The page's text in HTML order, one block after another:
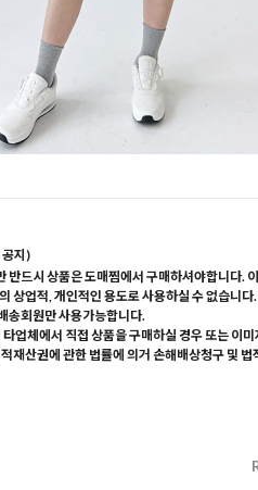
지)
반드시 상품은 도매찜에서 구매하셔야합니다.
상업적, 개인적인 용도로 사용하실 수 없습니다.
송회원만 사용가능합니다.
업체에서 직접 상품을 구매하실 경우 또는 이
재산권에 관한 법률에 의거 손해배상청구 및 법